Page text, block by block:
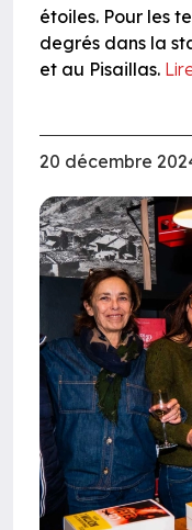
étoiles. Pour les
degrés dans la
et au Pisaillas.
20 décembre